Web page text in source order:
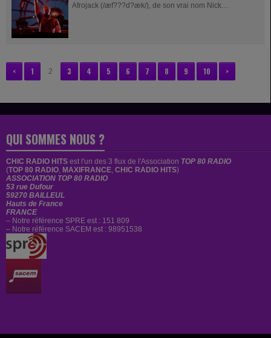
Afrojack (/æf???d?æk/), de son vrai nom Nick
< 1 2 3 4 5 6 7 8 9 10 >
QUI SOMMES NOUS ?
CHIC RADIO HITS est l'un des 3 flux de l'Association TOP 80 RADIO
(TOP 80 RADIO, MAXIFRANCE, CHIC RADIO HITS)
ASSOCIATION TOP 80 RADIO
53 rue Dufour
59270 BAILLEUL
Hauts de France
FRANCE
– Notre référence SPRE est : 151 809
– Notre référence SACEM est : 98951538